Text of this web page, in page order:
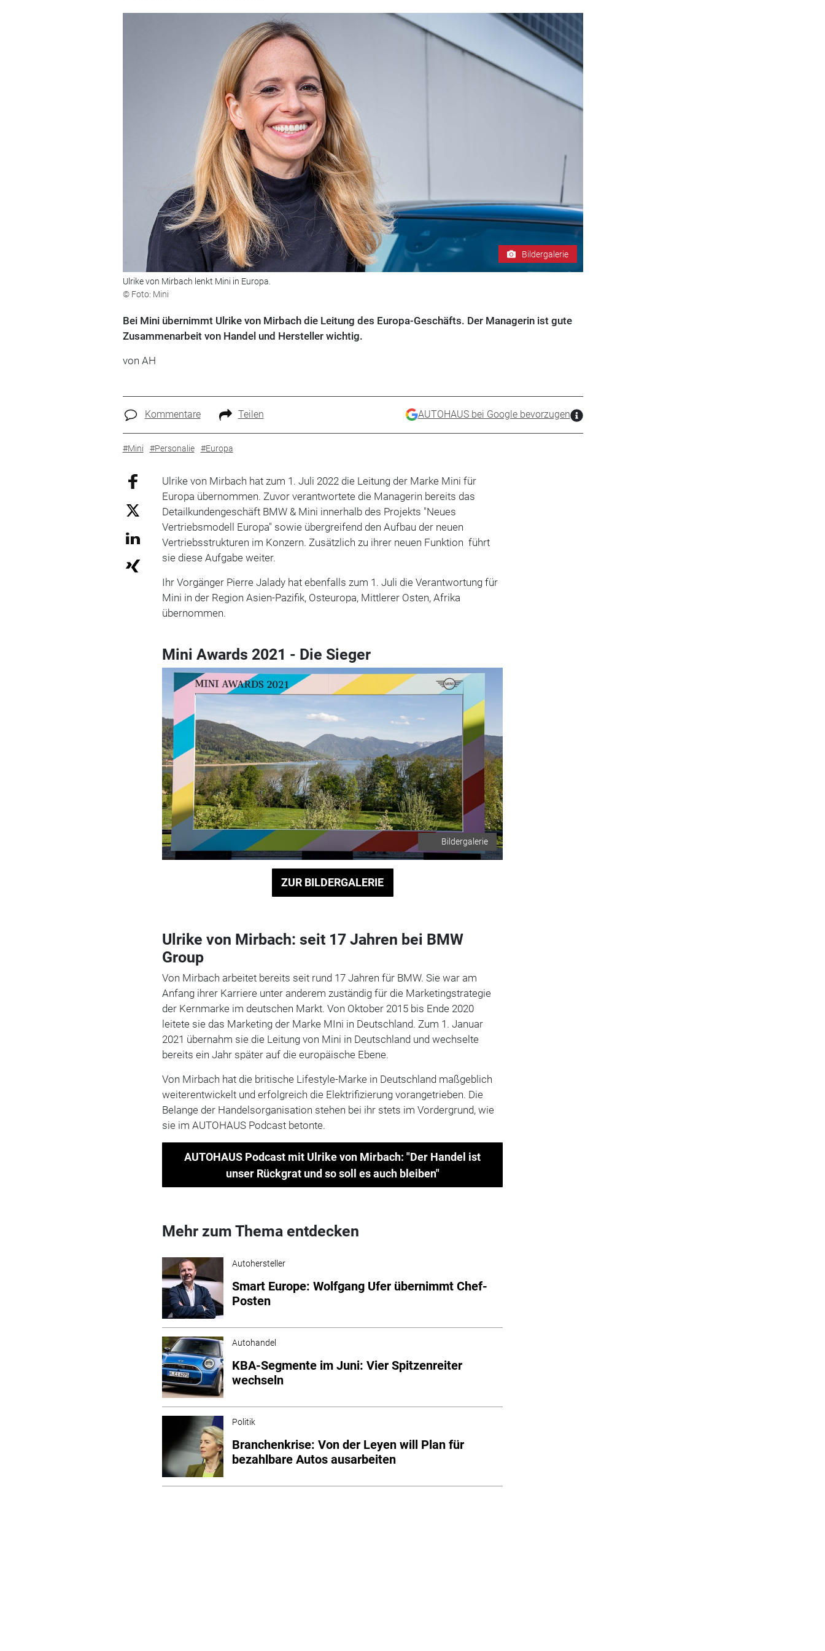
Bildergalerie
Ulrike von Mirbach lenkt Mini in Europa.
© Foto: Mini
Bei Mini übernimmt Ulrike von Mirbach die Leitung des Europa-Geschäfts. Der Managerin ist gute
Zusammenarbeit von Handel und Hersteller wichtig.
von AH
Kommentare Teilen AUTOHAUS bei Google bevorzugen
#Mini #Personalie #Europa
Ulrike von Mirbach hat zum 1. Juli 2022 die Leitung der Marke Mini für
Europa übernommen. Zuvor verantwortete die Managerin bereits das
Detailkundengeschäft BMW & Mini innerhalb des Projekts "Neues
Vertriebsmodell Europa" sowie übergreifend den Aufbau der neuen
Vertriebsstrukturen im Konzern. Zusätzlich zu ihrer neuen Funktion führt
sie diese Aufgabe weiter.
Ihr Vorgänger Pierre Jalady hat ebenfalls zum 1. Juli die Verantwortung für
Mini in der Region Asien-Pazifik, Osteuropa, Mittlerer Osten, Afrika
übernommen.
Mini Awards 2021 - Die Sieger
Bildergalerie
ZUR BILDERGALERIE
Ulrike von Mirbach: seit 17 Jahren bei BMW
Group
Von Mirbach arbeitet bereits seit rund 17 Jahren für BMW. Sie war am
Anfang ihrer Karriere unter anderem zuständig für die Marketingstrategie
der Kernmarke im deutschen Markt. Von Oktober 2015 bis Ende 2020
leitete sie das Marketing der Marke MIni in Deutschland. Zum 1. Januar
2021 übernahm sie die Leitung von Mini in Deutschland und wechselte
bereits ein Jahr später auf die europäische Ebene.
Von Mirbach hat die britische Lifestyle-Marke in Deutschland maßgeblich
weiterentwickelt und erfolgreich die Elektrifizierung vorangetrieben. Die
Belange der Handelsorganisation stehen bei ihr stets im Vordergrund, wie
sie im AUTOHAUS Podcast betonte.
AUTOHAUS Podcast mit Ulrike von Mirbach: "Der Handel ist
unser Rückgrat und so soll es auch bleiben"
Mehr zum Thema entdecken
Autohersteller
Smart Europe: Wolfgang Ufer übernimmt Chef-
Posten
Autohandel
KBA-Segmente im Juni: Vier Spitzenreiter
wechseln
Politik
Branchenkrise: Von der Leyen will Plan für
bezahlbare Autos ausarbeiten